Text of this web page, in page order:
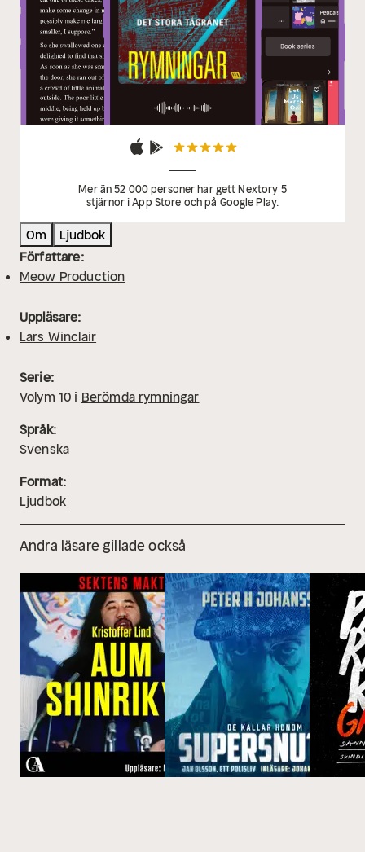
Mer än 52 000 personer har gett Nextory 5
stjärnor i App Store och på Google Play.
Om
Ljudbok
Författare:
Meow Production
Uppläsare:
Lars Winclair
Serie:
Volym 10 i Berömda rymningar
Språk:
Svenska
Format:
Ljudbok
Andra läsare gillade också